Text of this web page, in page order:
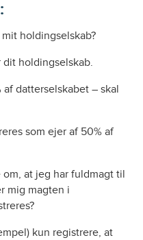
holdingselskab?
dit holdingselskab.
datterselskabet – skal
som ejer af 50% af
at jeg har fuldmagt til
mig magten i
kun registrere, at